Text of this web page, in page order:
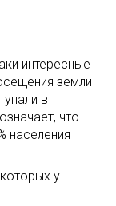
интересные
земли
в
что
населения
у